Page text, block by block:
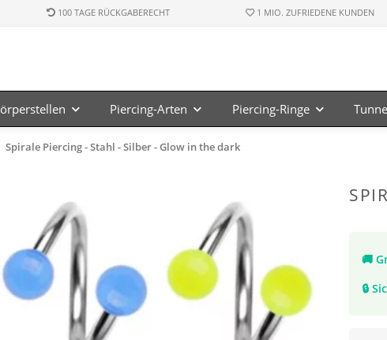
100 TAGE RÜCKGABERECHT 1 MIO. ZUFRIEDENE KUNDEN
Piercing-Arten Piercing-Ringe
Spirale Piercing - Stahl - Silber - Glow in the dark
🚚
🔒